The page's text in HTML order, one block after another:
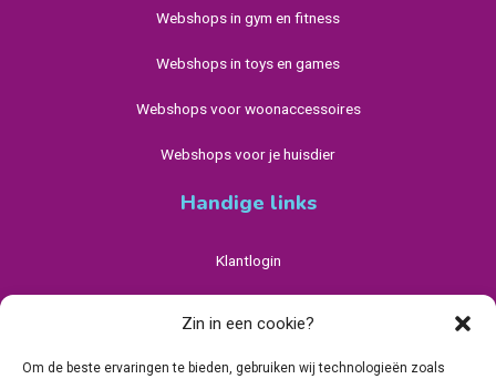
Zin in een cookie?
Om de beste ervaringen te bieden, gebruiken wij technologieën zoals
Webshops in gym en fitness
Webshops in toys en games
Webshops voor woonaccessoires
Webshops voor je huisdier
Handige links
Klantlogin